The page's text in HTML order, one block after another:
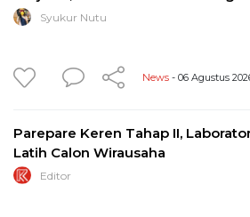
Syukur Nutu
News - 06 Agustus
Parepare Keren Tahap II,
Latih Calon Wirausaha
Editor